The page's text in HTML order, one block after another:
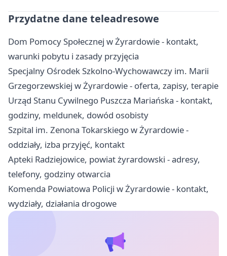
Przydatne dane teleadresowe
Dom Pomocy Społecznej w Żyrardowie - kontakt,
warunki pobytu i zasady przyjęcia
Specjalny Ośrodek Szkolno-Wychowawczy im. Marii
Grzegorzewskiej w Żyrardowie - oferta, zapisy, terapie
Urząd Stanu Cywilnego Puszcza Mariańska - kontakt,
godziny, meldunek, dowód osobisty
Szpital im. Zenona Tokarskiego w Żyrardowie -
oddziały, izba przyjęć, kontakt
Apteki Radziejowice, powiat żyrardowski - adresy,
telefony, godziny otwarcia
Komenda Powiatowa Policji w Żyrardowie - kontakt,
wydziały, działania drogowe